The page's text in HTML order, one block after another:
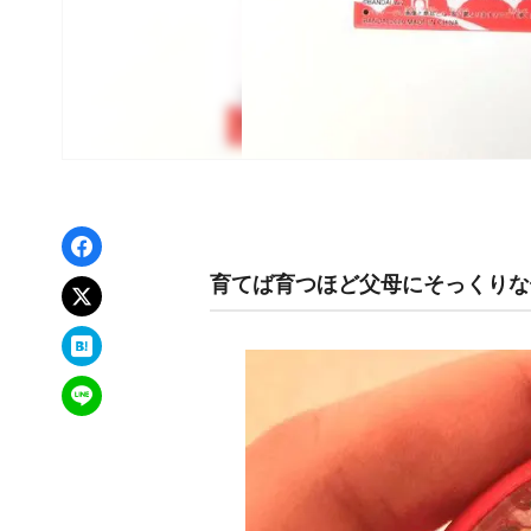
Facebookでシェア
xでポスト
はてなブックマーク
LINEで送る
育てば育つほど父母にそっくり